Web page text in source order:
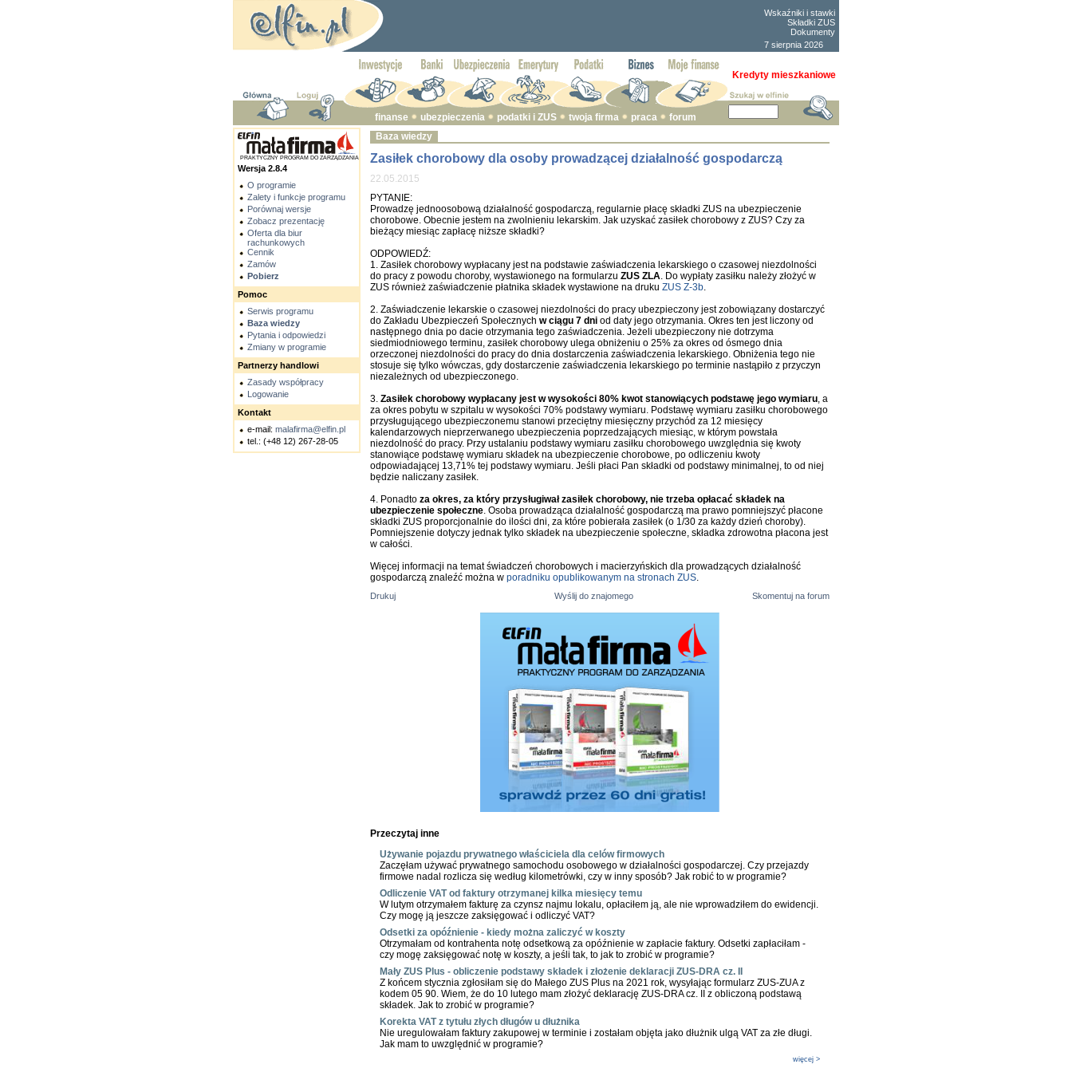
Wskaźniki i stawki
Składki ZUS
Dokumenty
7 sierpnia 2026
Kredyty mieszkaniowe
finanse ubezpieczenia podatki i ZUS twoja firma praca forum
PRAKTYCZNY PROGRAM DO ZARZĄDZANIA
Wersja 2.8.4
O programie
Zalety i funkcje programu
Porównaj wersje
Zobacz prezentację
Oferta dla biur
rachunkowych
Cennik
Zamów
Pobierz
Pomoc
Serwis programu
Baza wiedzy
Pytania i odpowiedzi
Zmiany w programie
Partnerzy handlowi
Zasady współpracy
Logowanie
Kontakt
e-mail: malafirma@elfin.pl
tel.: (+48 12) 267-28-05
Baza wiedzy
Zasiłek chorobowy dla osoby prowadzącej działalność gospodarczą
22.05.2015
PYTANIE:
Prowadzę jednoosobową działalność gospodarczą, regularnie płacę składki ZUS na ubezpieczenie
chorobowe. Obecnie jestem na zwolnieniu lekarskim. Jak uzyskać zasiłek chorobowy z ZUS? Czy za
bieżący miesiąc zapłacę niższe składki?
ODPOWIEDŹ:
1. Zasiłek chorobowy wypłacany jest na podstawie zaświadczenia lekarskiego o czasowej niezdolności
do pracy z powodu choroby, wystawionego na formularzu ZUS ZLA. Do wypłaty zasiłku należy złożyć w
ZUS również zaświadczenie płatnika składek wystawione na druku ZUS Z-3b.
2. Zaświadczenie lekarskie o czasowej niezdolności do pracy ubezpieczony jest zobowiązany dostarczyć
do Zakładu Ubezpieczeń Społecznych w ciągu 7 dni od daty jego otrzymania. Okres ten jest liczony od
następnego dnia po dacie otrzymania tego zaświadczenia. Jeżeli ubezpieczony nie dotrzyma
siedmiodniowego terminu, zasiłek chorobowy ulega obniżeniu o 25% za okres od ósmego dnia
orzeczonej niezdolności do pracy do dnia dostarczenia zaświadczenia lekarskiego. Obniżenia tego nie
stosuje się tylko wówczas, gdy dostarczenie zaświadczenia lekarskiego po terminie nastąpiło z przyczyn
niezależnych od ubezpieczonego.
3. Zasiłek chorobowy wypłacany jest w wysokości 80% kwot stanowiących podstawę jego wymiaru, a
za okres pobytu w szpitalu w wysokości 70% podstawy wymiaru. Podstawę wymiaru zasiłku chorobowego
przysługującego ubezpieczonemu stanowi przeciętny miesięczny przychód za 12 miesięcy
kalendarzowych nieprzerwanego ubezpieczenia poprzedzających miesiąc, w którym powstała
niezdolność do pracy. Przy ustalaniu podstawy wymiaru zasiłku chorobowego uwzględnia się kwoty
stanowiące podstawę wymiaru składek na ubezpieczenie chorobowe, po odliczeniu kwoty
odpowiadającej 13,71% tej podstawy wymiaru. Jeśli płaci Pan składki od podstawy minimalnej, to od niej
będzie naliczany zasiłek.
4. Ponadto za okres, za który przysługiwał zasiłek chorobowy, nie trzeba opłacać składek na
ubezpieczenie społeczne. Osoba prowadząca działalność gospodarczą ma prawo pomniejszyć płacone
składki ZUS proporcjonalnie do ilości dni, za które pobierała zasiłek (o 1/30 za każdy dzień choroby).
Pomniejszenie dotyczy jednak tylko składek na ubezpieczenie społeczne, składka zdrowotna płacona jest
w całości.
Więcej informacji na temat świadczeń chorobowych i macierzyńskich dla prowadzących działalność
gospodarczą znaleźć można w poradniku opublikowanym na stronach ZUS.
Drukuj Wyślij do znajomego Skomentuj na forum
Przeczytaj inne
Używanie pojazdu prywatnego właściciela dla celów firmowych
Zaczęłam używać prywatnego samochodu osobowego w działalności gospodarczej. Czy przejazdy
firmowe nadal rozlicza się według kilometrówki, czy w inny sposób? Jak robić to w programie?
Odliczenie VAT od faktury otrzymanej kilka miesięcy temu
W lutym otrzymałem fakturę za czynsz najmu lokalu, opłaciłem ją, ale nie wprowadziłem do ewidencji.
Czy mogę ją jeszcze zaksięgować i odliczyć VAT?
Odsetki za opóźnienie - kiedy można zaliczyć w koszty
Otrzymałam od kontrahenta notę odsetkową za opóźnienie w zapłacie faktury. Odsetki zapłaciłam -
czy mogę zaksięgować notę w koszty, a jeśli tak, to jak to zrobić w programie?
Mały ZUS Plus - obliczenie podstawy składek i złożenie deklaracji ZUS-DRA cz. II
Z końcem stycznia zgłosiłam się do Małego ZUS Plus na 2021 rok, wysyłając formularz ZUS-ZUA z
kodem 05 90. Wiem, że do 10 lutego mam złożyć deklarację ZUS-DRA cz. II z obliczoną podstawą
składek. Jak to zrobić w programie?
Korekta VAT z tytułu złych długów u dłużnika
Nie uregulowałam faktury zakupowej w terminie i zostałam objęta jako dłużnik ulgą VAT za złe długi.
Jak mam to uwzględnić w programie?
więcej >